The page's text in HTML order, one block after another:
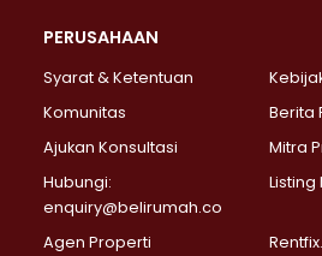
Properti Dijual di Lebak Bulus >
Properti Dijual di Gandaria Selatan >
Properti Dijual di Pondok Labu >
Properti Dijual di Lenteng Agung >
Properti Dijual di Senayan >
Properti Dijual di Pondok Pinang >
PERUSAHAAN
Syarat & Ketentuan
Komunitas
Berita
Ajukan Konsultasi
Mitra
Hubungi:
enquiry@belirumah.co
Agen Properti